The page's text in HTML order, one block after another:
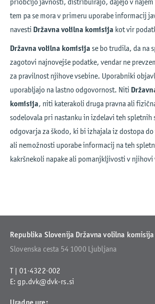
tem pa se mora v primeru uporabe informacij
navesti Državna volilna komisija kot vir
Državna volilna komisija se bo trudila, da na
zagotovi najnovejše podatke, vendar ne
za pravilnost njihove vsebine. Uporabniki
uporabljajo na lastno odgovornost. Niti
komisija, niti katerakoli druga pravna ali
sodelovala pri nastanku in izdelavi teh spletnih
odgovarja za škodo, ki bi izhajala iz dostopa
ali nemožnosti uporabe informacij na teh
kakršnekoli napake ali pomanjkljivosti v njihovi
Republika Slovenija Državna volilna komisija
Slovenska cesta 541000 Ljubljana
T | 01·4322·002
E: gp.dvk@dvk-rs.si